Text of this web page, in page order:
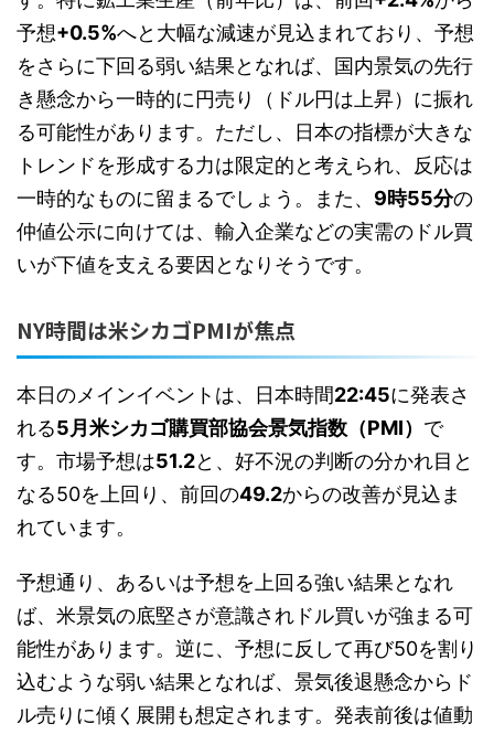
予想+0.5%へと大幅な減速が見込まれており、予想
をさらに下回る弱い結果となれば、国内景気の先行
き懸念から一時的に円売り（ドル円は上昇）に振れ
る可能性があります。ただし、日本の指標が大きな
トレンドを形成する力は限定的と考えられ、反応は
一時的なものに留まるでしょう。また、 9時55分の
仲値公示に向けては、輸入企業などの実需のドル買
いが下値を支える要因となりそうです。
NY時間は米シカゴPMIが焦点
本日のメインイベントは、日本時間22:45に発表さ
れる5月米シカゴ購買部協会景気指数（PMI） で
す。市場予想は51.2と、好不況の判断の分かれ目と
なる50を上回り、前回の49.2からの改善が見込ま
れています。
予想通り、あるいは予想を上回る強い結果となれ
ば、米景気の底堅さが意識されドル買いが強まる可
能性があります。逆に、予想に反して再び50を割り
込むような弱い結果となれば、景気後退懸念からド
ル売りに傾く展開も想定されます。発表前後は値動